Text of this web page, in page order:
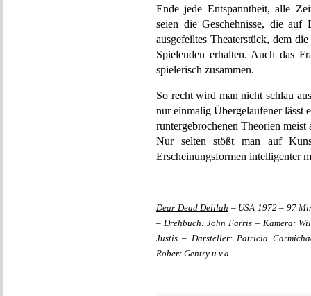
Ende jede Entspanntheit, alle
seien die Geschehnisse, die auf
ausgefeiltes Theaterstück, dem
Spielenden erhalten. Auch das
spielerisch zusammen.
So recht wird man nicht schlau
nur einmalig Übergelaufener lässt
runtergebrochenen Theorien
Nur selten stößt man auf
Erscheinungsformen intelligenter
Dear Dead Delilah – USA 1972 – 97
– Drehbuch: John Farris – Kamera:
Justis – Darsteller: Patricia
Robert Gentry u.v.a.